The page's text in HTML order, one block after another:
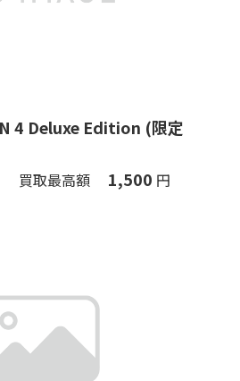
4 Deluxe Edition (限定
買取最高額 1,500 円